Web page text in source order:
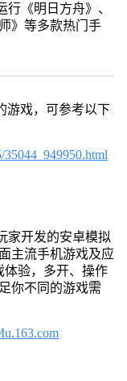
《明日方舟》、
》等多款热门手
游戏，可参考以下
家开发的安卓模拟
主流手机游戏及应
体验，多开、操作
你不同的游戏需